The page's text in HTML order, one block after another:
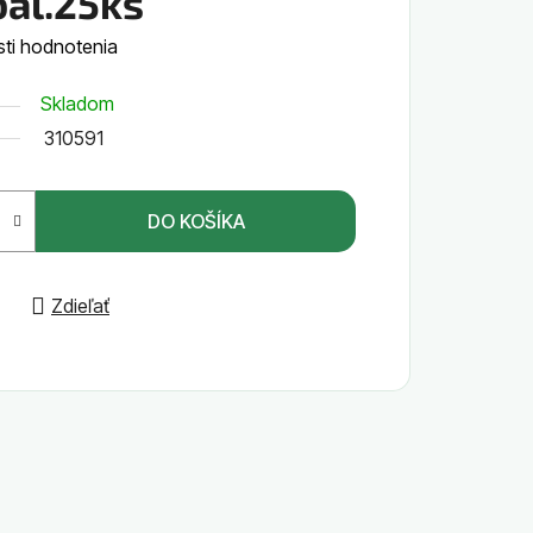
hodnotenia
Skladom
310591
DO KOŠÍKA
Zdieľať